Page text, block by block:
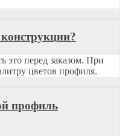
это перед заказом. При
цветов профиля.
профиль